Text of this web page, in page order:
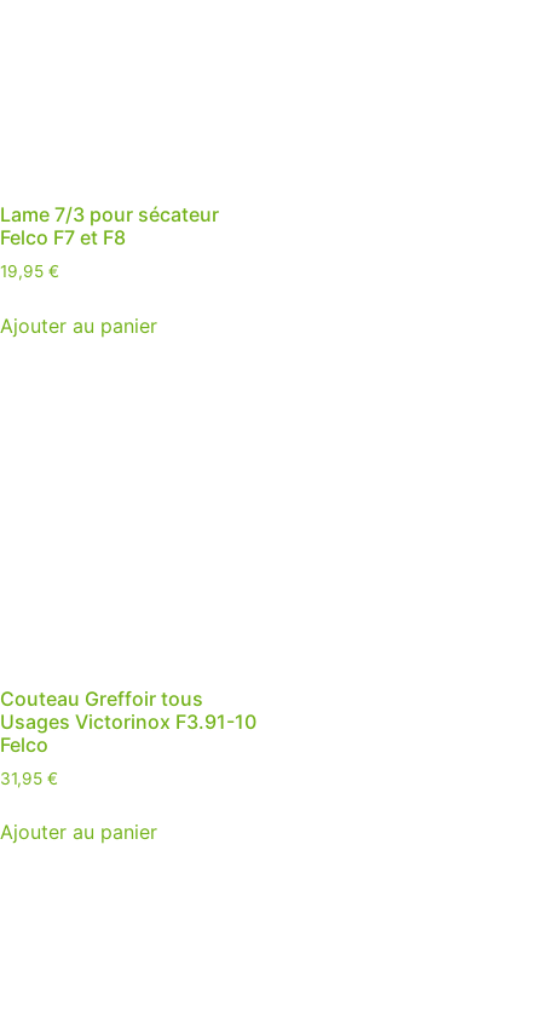
Lame 7/3 pour sécateur
Felco F7 et F8
19,95 €
Ajouter au panier
Couteau Greffoir tous
Usages Victorinox F3.91-10
Felco
31,95 €
Ajouter au panier